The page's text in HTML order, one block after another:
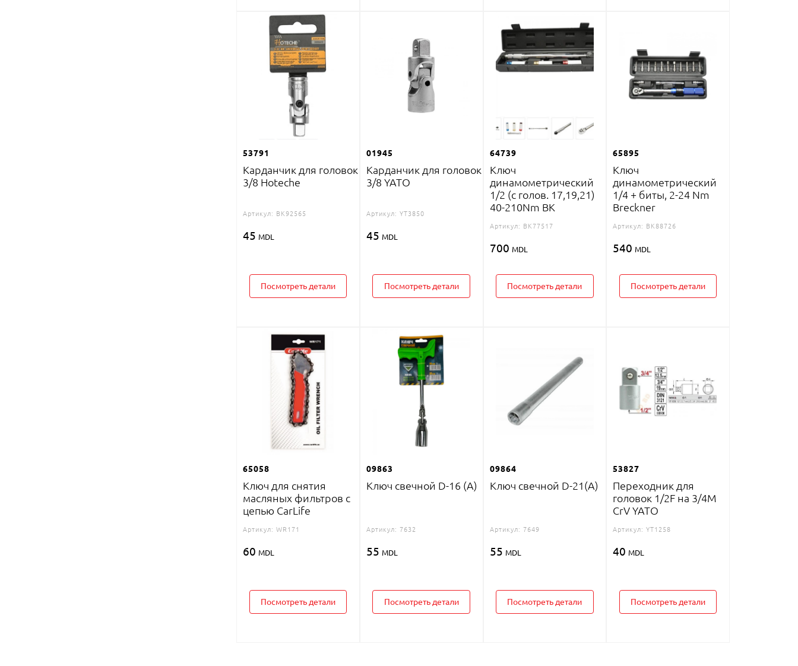
53791
Карданчик для головок
3/8 Hoteche
Артикул: BK92565
45 MDL
Посмотреть детали
01945
Карданчик для головок
3/8 YATO
Артикул: YT3850
45 MDL
Посмотреть детали
64739
Ключ
динамометрический
1/2 (с голов. 17,19,21)
40-210Nm BK
Артикул: BK77517
700 MDL
Посмотреть детали
65895
Ключ
динамометрический
1/4 + биты, 2-24 Nm
Breckner
Артикул: BK88726
540 MDL
Посмотреть детали
65058
Ключ для снятия
масляных фильтров с
цепью CarLife
Артикул: WR171
60 MDL
Посмотреть детали
09863
Ключ свечной D-16 (A)
Артикул: 7632
55 MDL
Посмотреть детали
09864
Ключ свечной D-21(A)
Артикул: 7649
55 MDL
Посмотреть детали
53827
Переходник для
головок 1/2F на 3/4M
CrV YATO
Артикул: YT1258
40 MDL
Посмотреть детали